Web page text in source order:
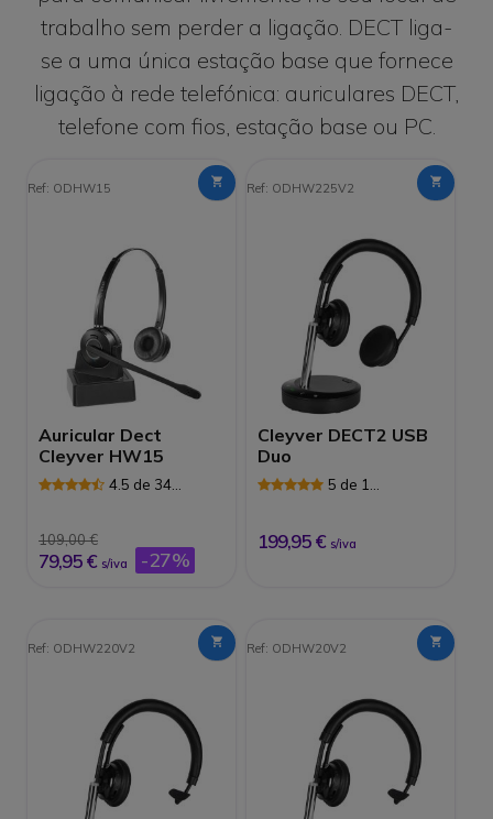
trabalho sem perder a ligação. DECT liga-
se a uma única estação base que fornece
ligação à rede telefónica: auriculares DECT,
telefone com fios, estação base ou PC.
Auricular Dect
Cleyver HW15
4.5 de 34
109,00 €
79,95 € s/iva -27%
Ref: ODHW15
Cleyver DECT2 USB
Duo
5 de 1
199,95 € s/iva
Ref: ODHW225V2
Ref: ODHW220V2 Ref: ODHW20V2